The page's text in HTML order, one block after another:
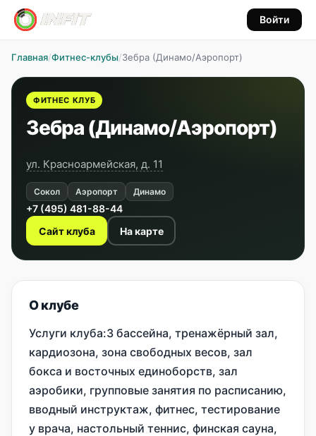
Войти
Главная/Фитнес-клубы/Зебра (Динамо/Аэропорт)
ФИТНЕС КЛУБ
Зебра (Динамо/Аэропорт)
ул. Красноармейская, д. 11
Сокол Аэропорт Динамо
+7 (495) 481-88-44
Сайт клуба
На карте
О клубе
Услуги клуба:3 бассейна, тренажёрный зал,
кардиозона, зона свободных весов, зал
бокса и восточных единоборств, зал
аэробики, групповые занятия по расписанию,
вводный инструктаж, фитнес, тестирование
у врача, настольный теннис, финская сауна,